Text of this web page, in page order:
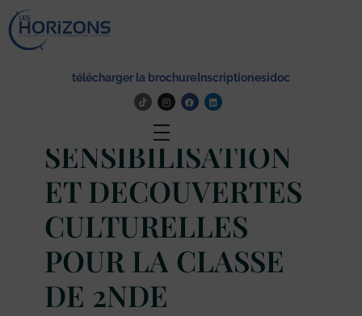
télécharger la brochure Inscriptionesidoc
Actualité
PREVENTION,
SENSIBILISATION
ET DECOUVERTES
CULTURELLES
POUR LA CLASSE
DE 2NDE